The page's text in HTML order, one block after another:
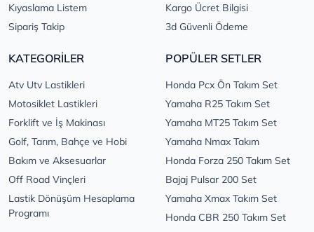
Kıyaslama Listem
Sipariş Takip
Kargo Ücret Bilgisi
3d Güvenli Ödeme
KATEGORİLER
Atv Utv Lastikleri
Motosiklet Lastikleri
Forklift ve İş Makinası
Golf, Tarım, Bahçe ve Hobi
Bakım ve Aksesuarlar
Off Road Vinçleri
Lastik Dönüşüm Hesaplama
Programı
POPÜLER SETLER
Honda Pcx Ön Takım Set
Yamaha R25 Takım Set
Yamaha MT25 Takım Set
Yamaha Nmax Takım
Honda Forza 250 Takım Set
Bajaj Pulsar 200 Set
Yamaha Xmax Takım Set
Honda CBR 250 Takım Set